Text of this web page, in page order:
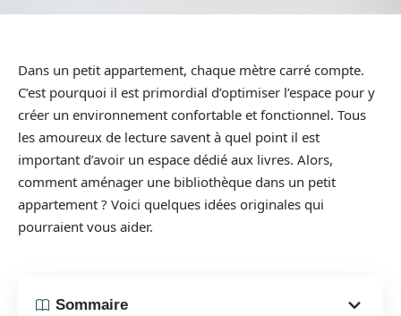
Dans un petit appartement, chaque mètre carré compte.
C’est pourquoi il est primordial d’optimiser l’espace pour y
créer un environnement confortable et fonctionnel. Tous
les amoureux de lecture savent à quel point il est
important d’avoir un espace dédié aux livres. Alors,
comment aménager une bibliothèque dans un petit
appartement ? Voici quelques idées originales qui
pourraient vous aider.
Sommaire